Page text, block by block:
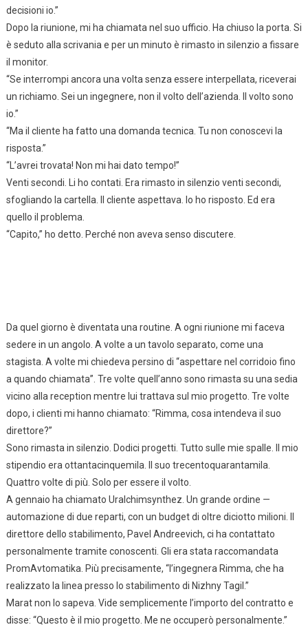
decisioni io.”
Dopo la riunione, mi ha chiamata nel suo ufficio. Ha chiuso la porta. Si
è seduto alla scrivania e per un minuto è rimasto in silenzio a fissare
il monitor.
“Se interrompi ancora una volta senza essere interpellata, riceverai
un richiamo. Sei un ingegnere, non il volto dell’azienda. Il volto sono
io.”
“Ma il cliente ha fatto una domanda tecnica. Tu non conoscevi la
risposta.”
“L’avrei trovata! Non mi hai dato tempo!”
Venti secondi. Li ho contati. Era rimasto in silenzio venti secondi,
sfogliando la cartella. Il cliente aspettava. Io ho risposto. Ed era
quello il problema.
“Capito,” ho detto. Perché non aveva senso discutere.
Da quel giorno è diventata una routine. A ogni riunione mi faceva
sedere in un angolo. A volte a un tavolo separato, come una
stagista. A volte mi chiedeva persino di “aspettare nel corridoio fino
a quando chiamata”. Tre volte quell’anno sono rimasta su una sedia
vicino alla reception mentre lui trattava sul mio progetto. Tre volte
dopo, i clienti mi hanno chiamato: “Rimma, cosa intendeva il suo
direttore?”
Sono rimasta in silenzio. Dodici progetti. Tutto sulle mie spalle. Il mio
stipendio era ottantacinquemila. Il suo trecentoquarantamila.
Quattro volte di più. Solo per essere il volto.
A gennaio ha chiamato Uralchimsynthez. Un grande ordine —
automazione di due reparti, con un budget di oltre diciotto milioni. Il
direttore dello stabilimento, Pavel Andreevich, ci ha contattato
personalmente tramite conoscenti. Gli era stata raccomandata
PromAvtomatika. Più precisamente, “l’ingegnera Rimma, che ha
realizzato la linea presso lo stabilimento di Nizhny Tagil.”
Marat non lo sapeva. Vide semplicemente l’importo del contratto e
disse: “Questo è il mio progetto. Me ne occuperò personalmente.”